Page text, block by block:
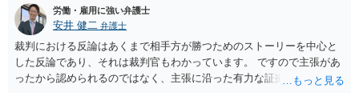
合はかなり解雇のハードルが高いと言わざるを得ません。 なお、懲戒
解雇の場合には、戒告、譴責、減給、出勤停止等解雇よりも軽い処分
を行い、改善を促したもののそれでも改善されない場合には解雇に踏
み切る等段階的に手順をい踏んだ場合は解雇が有効と判断される可能
性が高まります。 高度人材の中途社員だから直ちに解雇しやすいとい
うわけではありませんが、高度人材の中途社員の場合は雇用契約上、
労働・雇用に強い弁護士
安井 健二 弁護士
裁判における反論はあくまで相手方が勝つためのストーリーを中心と
した反論であり、それは裁判官もわかっています。 ですので主張があ
ったから認められるのではなく、主張に沿った有力な証拠があるかど